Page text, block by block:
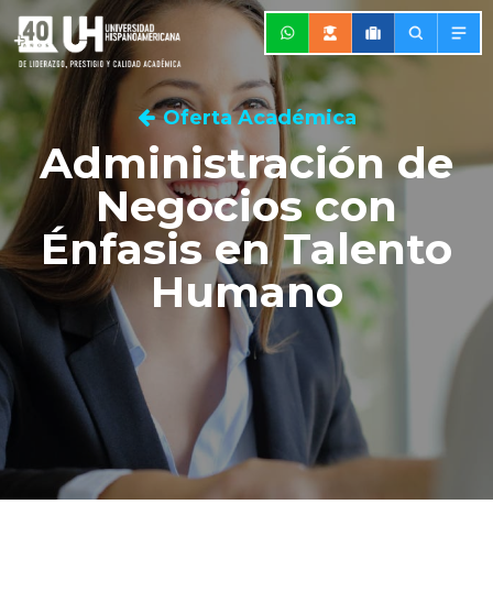
Oferta Académica
Administración de
Negocios con
Énfasis en Talento
Humano